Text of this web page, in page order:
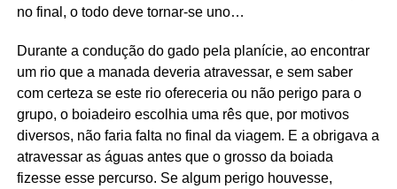
no final, o todo deve tornar-se uno…
Durante a condução do gado pela planície, ao encontrar
um rio que a manada deveria atravessar, e sem saber
com certeza se este rio ofereceria ou não perigo para o
grupo, o boiadeiro escolhia uma rês que, por motivos
diversos, não faria falta no final da viagem. E a obrigava a
atravessar as águas antes que o grosso da boiada
fizesse esse percurso. Se algum perigo houvesse,